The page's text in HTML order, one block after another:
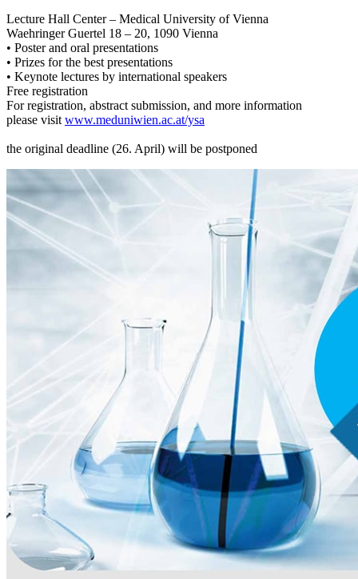
Lecture Hall Center – Medical University of Vienna
Waehringer Guertel 18 – 20, 1090 Vienna
• Poster and oral presentations
• Prizes for the best presentations
• Keynote lectures by international speakers
Free registration
For registration, abstract submission, and more information
please visit www.meduniwien.ac.at/ysa
the original deadline (26. April) will be postponed